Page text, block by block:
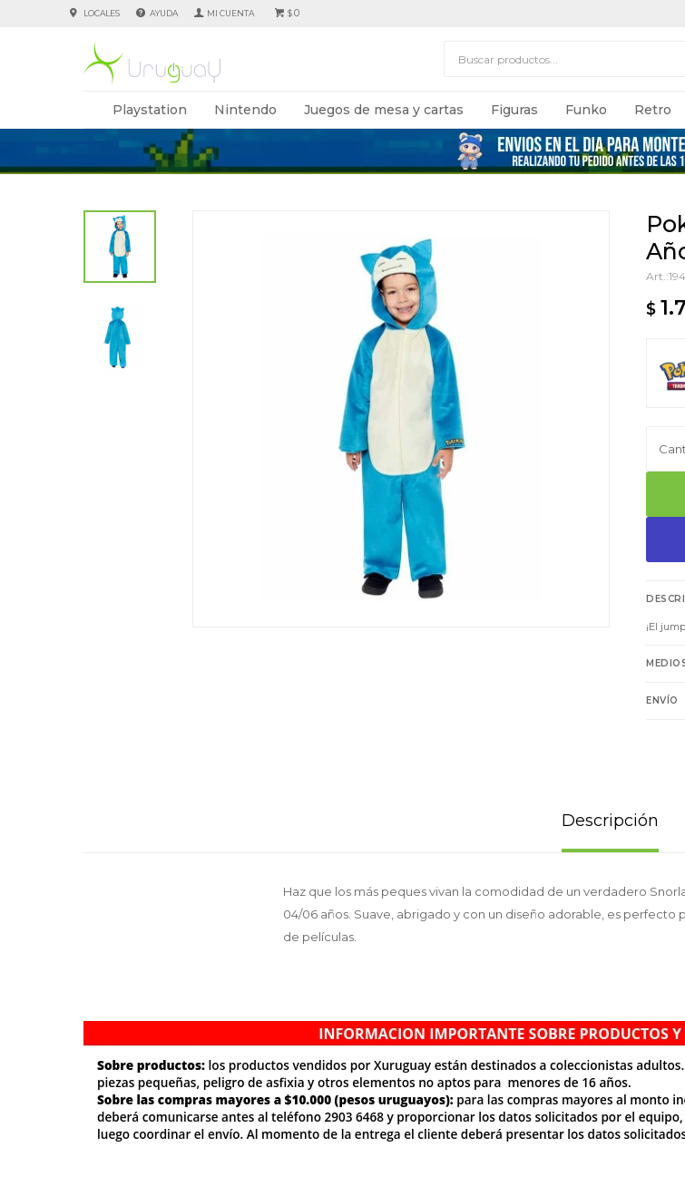
Playstation Nintendo Juegos de mesa y cartas Figuras Funko Retro
$0
LOCALES AYUDA
$
¡El
ENVÍO
Descripción
Haz que los más peques vivan la comodidad de un verdadero
04/06 años. Suave, abrigado y con un diseño adorable, es perfecto
de películas.